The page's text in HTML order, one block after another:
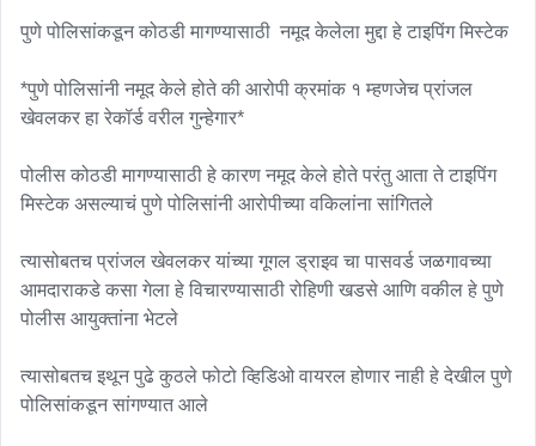
पुणे पोलिसांकडून कोठडी मागण्यासाठी  नमूद केलेला मुद्दा हे टाइपिंग मिस्टेक
*पुणे पोलिसांनी नमूद केले होते की आरोपी क्रमांक १ म्हणजेच प्रांजल
खेवलकर हा रेकॉर्ड वरील गुन्हेगार*
पोलीस कोठडी मागण्यासाठी हे कारण नमूद केले होते परंतु आता ते टाइपिंग
मिस्टेक असल्याचं पुणे पोलिसांनी आरोपीच्या वकिलांना सांगितले
त्यासोबतच प्रांजल खेवलकर यांच्या गूगल ड्राइव चा पासवर्ड जळगावच्या
आमदाराकडे कसा गेला हे विचारण्यासाठी रोहिणी खडसे आणि वकील हे पुणे
पोलीस आयुक्तांना भेटले
त्यासोबतच इथून पुढे कुठले फोटो व्हिडिओ वायरल होणार नाही हे देखील पुणे
पोलिसांकडून सांगण्यात आले